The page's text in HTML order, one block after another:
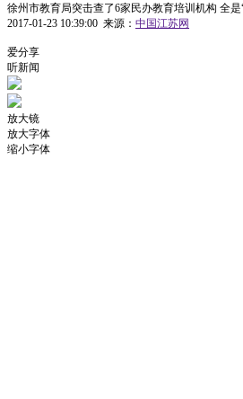
徐州市教育局突击查了6家民办教育培训机构 全是
2017-01-23 10:39:00 来源： 中国江苏网
爱分享
听新闻
放大镜
放大字体
缩小字体